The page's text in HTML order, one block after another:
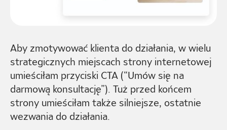
Aby zmotywować klienta do działania, w wielu
strategicznych miejscach strony internetowej
umieściłam przyciski CTA (“Umów się na
darmową konsultację”). Tuż przed końcem
strony umieściłam także silniejsze, ostatnie
wezwania do działania.